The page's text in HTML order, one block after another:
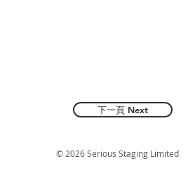
下一頁 Next
© 2026 Serious Staging Limited